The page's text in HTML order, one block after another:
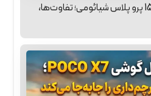
مقایسه نوت 15 پرو با نوت 15 پرو پلاس شیائومی؛ تفاوت‌ها،